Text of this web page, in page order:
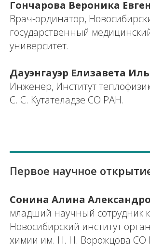
Гончарова Вероника
Врач-ординатор,
государственный
университет.
Дауэнгауэр Елизавета
Инженер, Институт
С. С. Кутателадзе СО РАН.
Первое научное
Сонина Алина
младший научный сотрудник
Новосибирский институт
химии им. Н. Н. Ворожцова СО